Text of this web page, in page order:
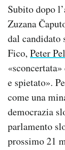
Subito dopo
Zuzana
dal candidato
Fico, Peter
e spietato».
come una
democrazia
parlamento
prossimo 21